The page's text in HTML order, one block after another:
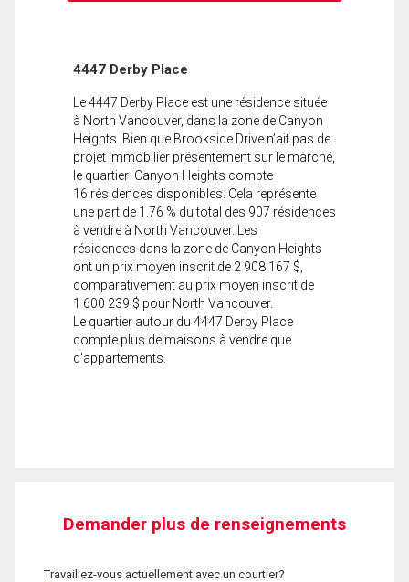
4447 Derby Place
Le 4447 Derby Place est une résidence située
à North Vancouver, dans la zone de Canyon
Heights. Bien que Brookside Drive n’ait pas de
projet immobilier présentement sur le marché,
le quartier Canyon Heights compte
16 résidences disponibles. Cela représente
une part de 1.76 % du total des 907 résidences
à vendre à North Vancouver. Les
résidences dans la zone de Canyon Heights
ont un prix moyen inscrit de 2 908 167 $,
comparativement au prix moyen inscrit de
1 600 239 $ pour North Vancouver.
Le quartier autour du 4447 Derby Place
compte plus de maisons à vendre que
d'appartements.
Demander plus de renseignements
Travaillez-vous actuellement avec un courtier?